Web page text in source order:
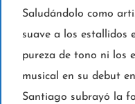
Saludándolo como
suave a los estallidos
pureza de tono ni los
musical en su debut
Santiago subrayó la